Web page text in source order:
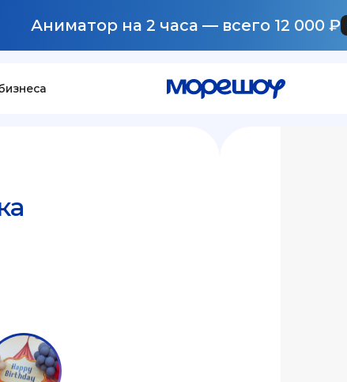
Аниматор на 2 часа — всего 12 000 ₽